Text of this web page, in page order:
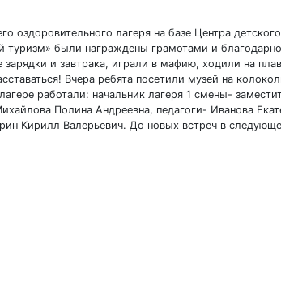
оздоровительного лагеря на базе Центра
туризм» были награждены грамотами и
и завтрака, играли в мафию, ходили на
Вчера ребята посетили музей на
работали: начальник лагеря 1 смены-
Полина Андреевна, педагоги- Иванова
Кирилл Валерьевич. До новых встреч в